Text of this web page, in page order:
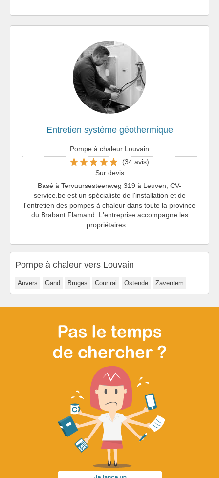
Entretien système géothermique
Pompe à chaleur Louvain
(34 avis)
Sur devis
Basé à Tervuursesteenweg 319 à Leuven, CV-
service.be est un spécialiste de l'installation et de
l'entretien des pompes à chaleur dans toute la province
du Brabant Flamand. L'entreprise accompagne les
propriétaires…
Pompe à chaleur vers Louvain
Anvers Gand Bruges Courtrai Ostende Zaventem